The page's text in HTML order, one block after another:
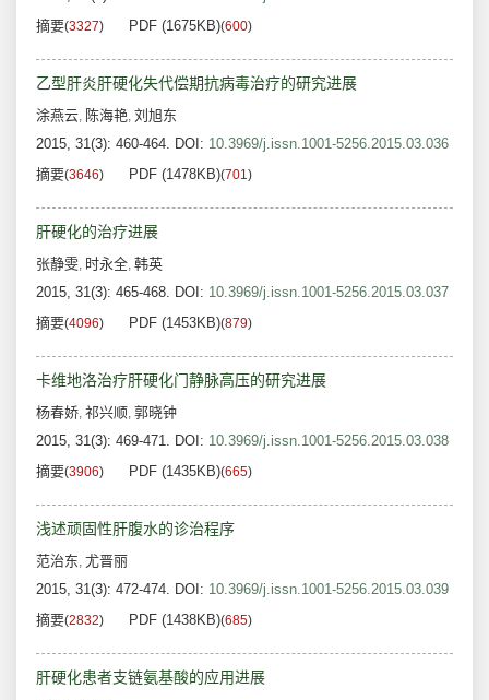
摘要(3327) PDF (1675KB)(600)
乙型肝炎肝硬化失代偿期抗病毒治疗的研究进展
涂燕云, 陈海艳, 刘旭东
2015, 31(3): 460-464. DOI: 10.3969/j.issn.1001-5256.2015.03.036
摘要(3646) PDF (1478KB)(701)
肝硬化的治疗进展
张静雯, 时永全, 韩英
2015, 31(3): 465-468. DOI: 10.3969/j.issn.1001-5256.2015.03.037
摘要(4096) PDF (1453KB)(879)
卡维地洛治疗肝硬化门静脉高压的研究进展
杨春娇, 祁兴顺, 郭晓钟
2015, 31(3): 469-471. DOI: 10.3969/j.issn.1001-5256.2015.03.038
摘要(3906) PDF (1435KB)(665)
浅述顽固性肝腹水的诊治程序
范治东, 尤晋丽
2015, 31(3): 472-474. DOI: 10.3969/j.issn.1001-5256.2015.03.039
摘要(2832) PDF (1438KB)(685)
肝硬化患者支链氨基酸的应用进展